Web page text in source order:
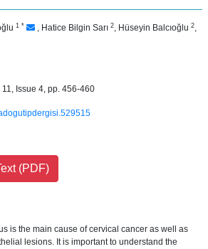
1 * , Hatice Bilgin Sarı 2, Hüseyin Balcıoğlu 2,
Issue 4, pp. 456-460
(PDF)
is the main cause of cervical cancer as well as
lesions. It is important to understand the